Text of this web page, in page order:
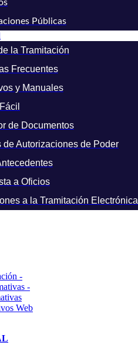
Públicas
la Tramitación
Frecuentes
y Manuales
de Documentos
de Autorizaciones de Poder
a Oficios
a la Tramitación Electrónica
-
-
Web